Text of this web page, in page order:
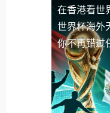
在香港看世
世界杯海外
你不再错过